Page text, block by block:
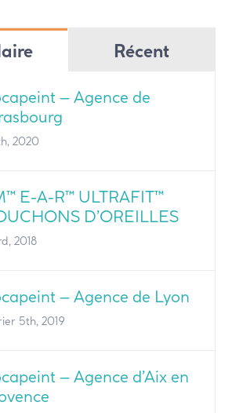
Récent
– Agence de
2020
E-A-R™ ULTRAFIT™
D’OREILLES
2018
– Agence de Lyon
5th, 2019
– Agence d’Aix en